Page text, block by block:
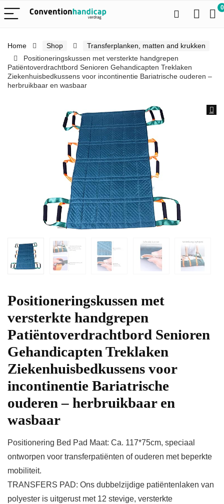
0
Home Shop
Transferplanken, matten and krukken
Positioneringskussen met versterkte handgrepen
Patiëntoverdrachtbord Senioren Gehandicapten Treklaken
Ziekenhuisbedkussens voor incontinentie Bariatrische ouderen –
herbruikbaar en wasbaar
Positioneringskussen met
versterkte handgrepen
Patiëntoverdrachtbord Senioren
Gehandicapten Treklaken
Ziekenhuisbedkussens voor
incontinentie Bariatrische
ouderen – herbruikbaar en
wasbaar
Positionering Bed Pad Maat: Ca. 117*75cm, speciaal
ontworpen voor transferpatiënten of ouderen met beperkte
mobiliteit.
TRANSFERS PAD: Ons dubbelzijdige patiëntenlaken van
polyester is uitgerust met 12 stevige, versterkte